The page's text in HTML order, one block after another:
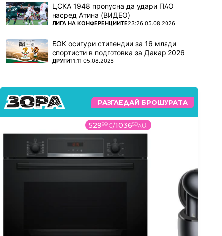
ЦСКА 1948 пропусна да удари ПАО
насред Атина (ВИДЕО)
ПОВЕЧЕ ОТ
ЛИГА НА КОНФЕРЕНЦИИТЕ23:26 05.08.2026
БОК осигури стипендии за 16 млади
спортисти в подготовка за Дакар 2026
ПОВЕЧЕ ОТ
ДРУГИ11:11 05.08.2026
РАЗГЛЕДАЙ БРОШУРАТА
52999€/103658лв.